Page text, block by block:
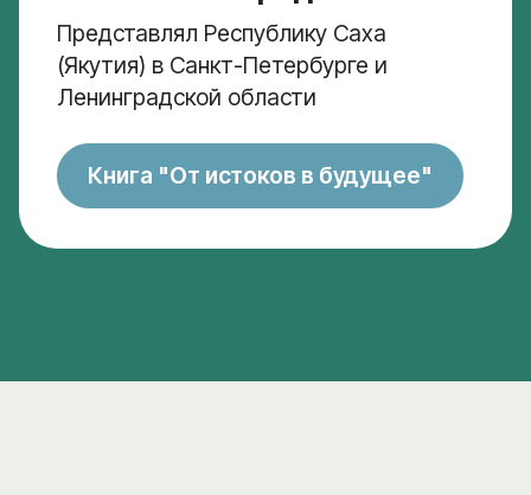
Представлял Республику Саха
(Якутия) в Санкт-Петербурге и
Ленинградской области
Книга "От истоков в будущее"